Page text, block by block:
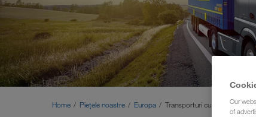
Home Piețele noastre Europa Transporturi cu camionul
Our
of